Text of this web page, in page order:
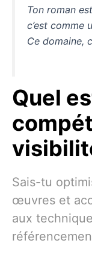
Ton roman
c’est comme
Ce domaine,
Quel
Sais-tu
œuvres et
aux